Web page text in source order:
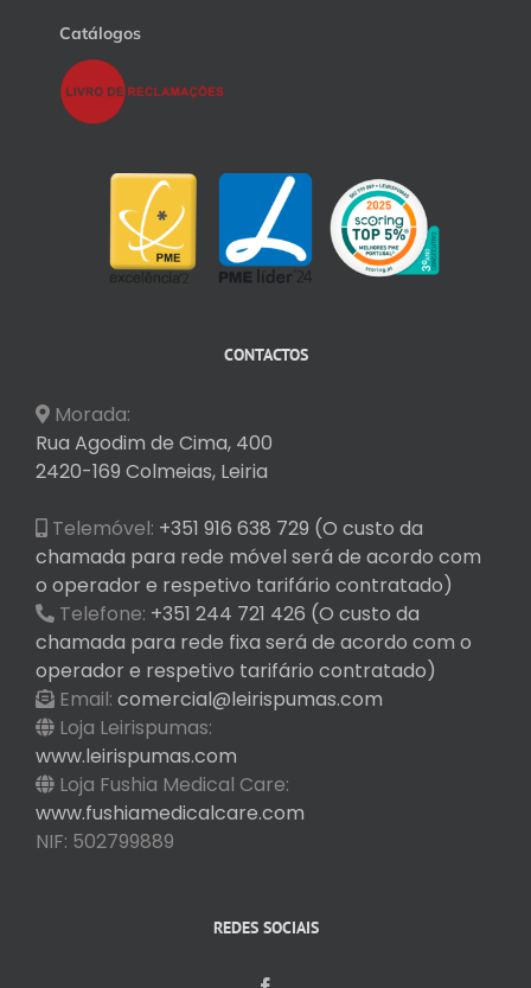
Catálogos
CONTACTOS
Morada:
Rua Agodim de Cima, 400
2420-169 Colmeias, Leiria
Telemóvel: +351 916 638 729 (O custo da
chamada para rede móvel será de acordo com
o operador e respetivo tarifário contratado)
Telefone: +351 244 721 426 (O custo da
chamada para rede fixa será de acordo com o
operador e respetivo tarifário contratado)
Email: comercial@leirispumas.com
Loja Leirispumas:
www.leirispumas.com
Loja Fushia Medical Care:
www.fushiamedicalcare.com
NIF: 502799889
REDES SOCIAIS